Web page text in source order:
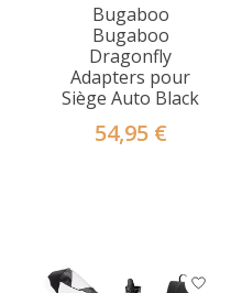
Bugaboo
Bugaboo
Dragonfly
Adapters pour
Siège Auto Black
54,95 €